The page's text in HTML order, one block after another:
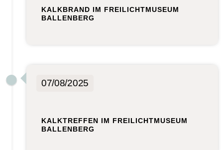
KALKBRAND IM FREILICHTMUSEUM
BALLENBERG
07/08/2025
KALKTREFFEN IM FREILICHTMUSEUM
BALLENBERG